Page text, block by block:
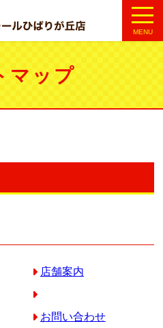
MENU
マップ
店舗案内
お問い合わせ